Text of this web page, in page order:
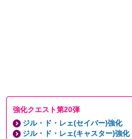
強化クエスト第20弾
ジル・ド・レェ(セイバー)強化
ジル・ド・レェ(キャスター)強化